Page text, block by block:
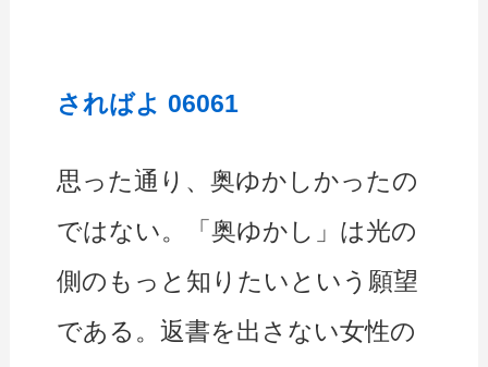
さればよ 06061
思った通り、奥ゆかしかったの
ではない。「奥ゆかし」は光の
側のもっと知りたいという願望
である。返書を出さない女性の